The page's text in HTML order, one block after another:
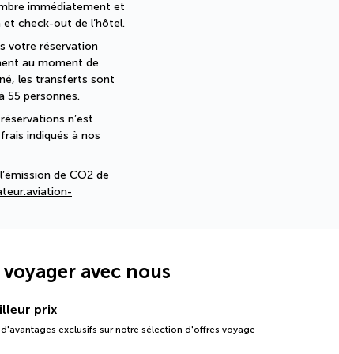
immédiatement et
check-out de l’hôtel.
votre réservation
au moment de
les transferts sont
55 personnes.
n’est
indiqués à nos
de CO2 de
avec nous
prix
exclusifs sur notre sélection d'offres voyage